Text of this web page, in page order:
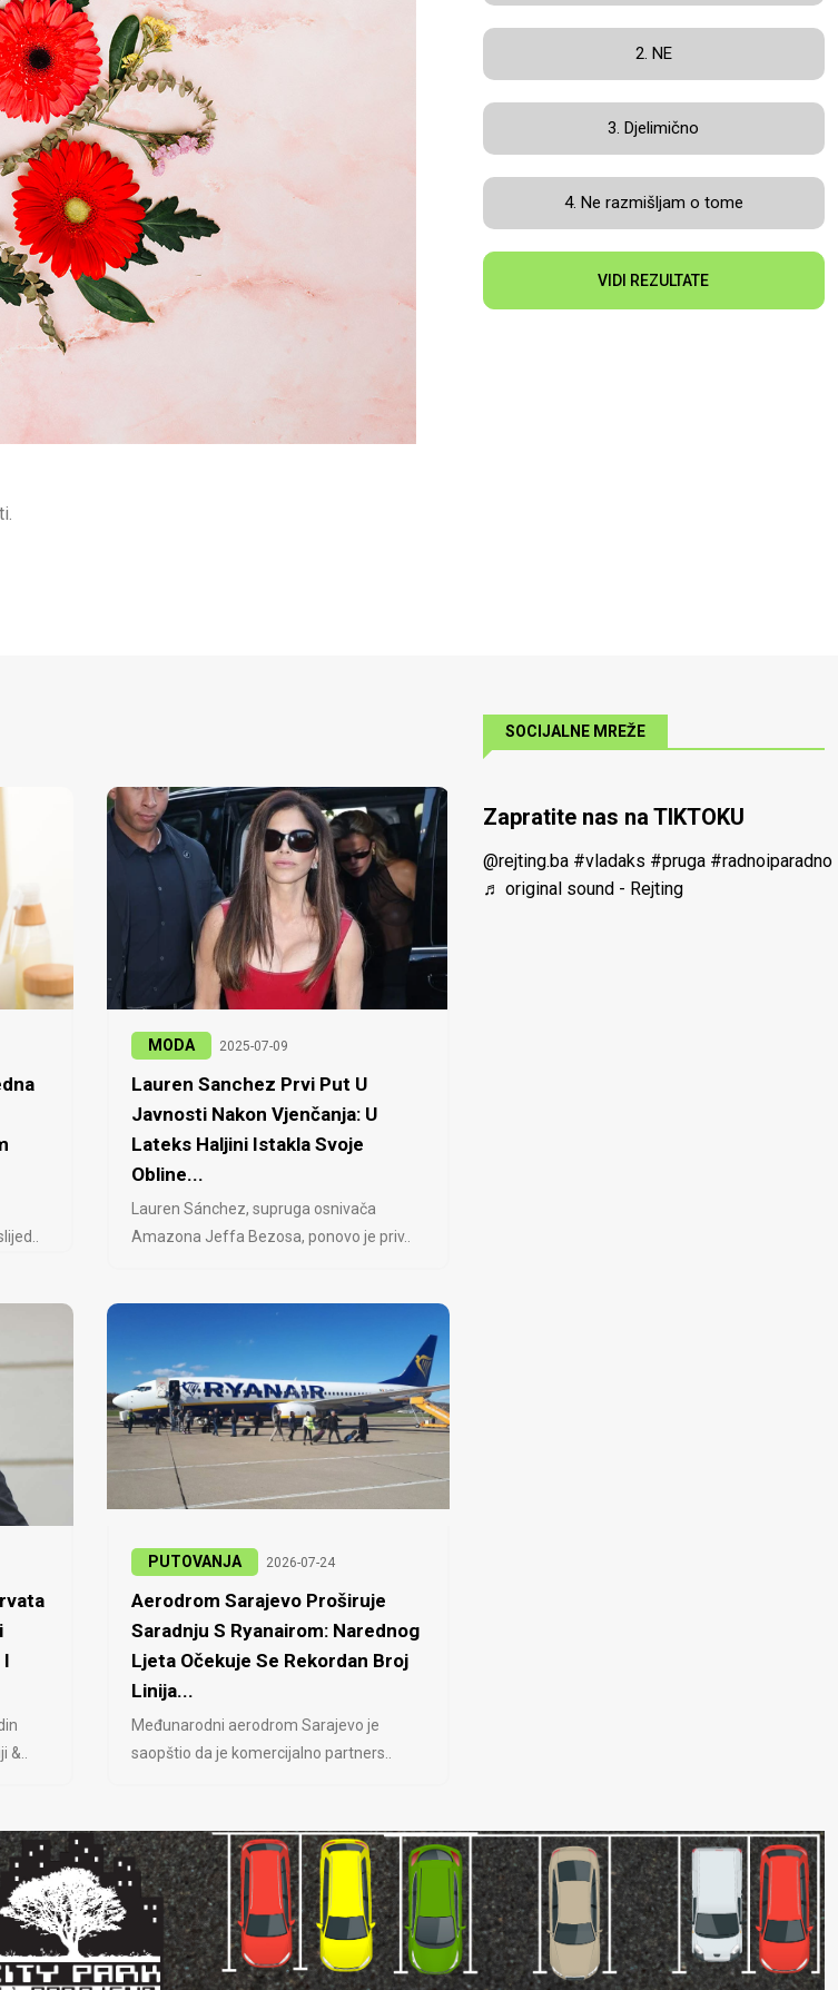
2. NE
3. Djelimično
4. Ne razmišljam o tome
VIDI REZULTATE
MODA 2025-07-09
Lauren Sanchez Prvi Put U
Javnosti Nakon Vjenčanja: U
Lateks Haljini Istakla Svoje
Obline...
Lauren Sánchez, supruga osnivača
Amazona Jeffa Bezosa, ponovo je priv..
I
PUTOVANJA 2026-07-24
Aerodrom Sarajevo Proširuje
Saradnju S Ryanairom: Narednog
Ljeta Očekuje Se Rekordan Broj
Linija...
Međunarodni aerodrom Sarajevo je
saopštio da je komercijalno partners..
SOCIJALNE MREŽE
Zapratite nas na TIKTOKU
@rejting.ba #vladaks #pruga #radnoiparadno
♬ original sound - Rejting